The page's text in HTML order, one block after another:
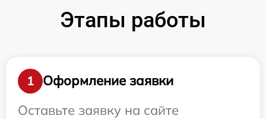
Этапы работы
1
Оформление заявки
Оставьте заявку на сайте